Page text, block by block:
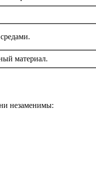
материал.
незаменимы: